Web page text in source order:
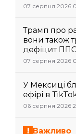
07 серпня 2026
Трамп про
вони також
дефіцит
07 серпня 2026
У Мексиці
ефірі в
06 серпня 2026
Важливо